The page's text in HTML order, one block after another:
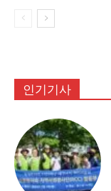
인기기사